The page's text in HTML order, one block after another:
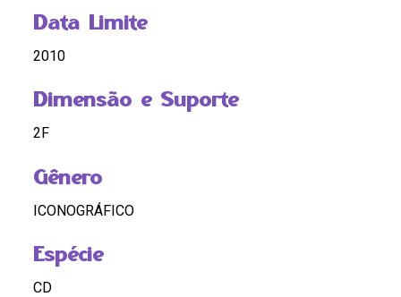
Data Limite
2010
Dimensão e Suporte
2F
Gênero
ICONOGRÁFICO
Espécie
CD